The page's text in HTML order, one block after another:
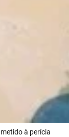
à perícia